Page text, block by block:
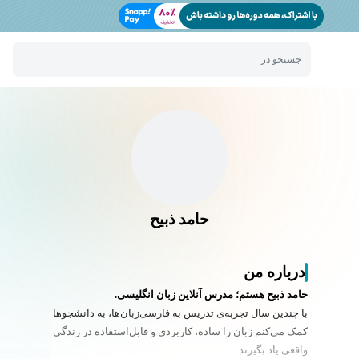
جستجو در
حامد ذبیح
درباره من
حامد ذبیح هستم؛ مدرس آنلاین زبان انگلیسی.
با چندین سال تجربه‌ی تدریس به فارسی‌زبان‌ها، به دانشجوها
کمک می‌کنم زبان را ساده، کاربردی و قابل‌استفاده در زندگی
واقعی یاد بگیرند.